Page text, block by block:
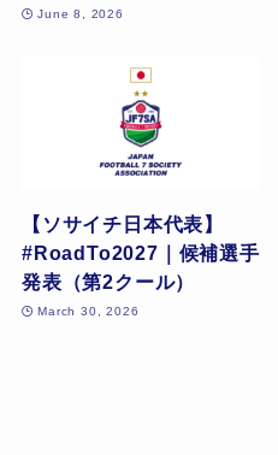
June 8, 2026
【ソサイチ日本代表】
#RoadTo2027｜候補選手
発表（第2クール）
March 30, 2026